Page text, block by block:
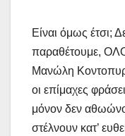
Είναι όμως έτσι;
παραθέτουμε,
Μανώλη
οι επίμαχες
μόνον δεν
στέλνουν κατ’